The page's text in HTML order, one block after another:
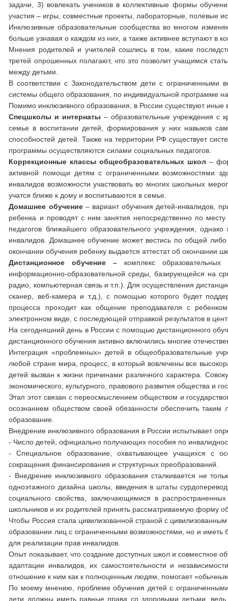
задачи, 3) вовлекать учеников в коллективные формы
участия – игры, совместные проекты, лабораторные, полевые
Инклюзивные образовательные сообщества во многом
больше узнавая о каждом из них, а также активнее вступают в
Мнения родителей и учителей сошлись в том, какие
третей опрошенных полагают, что это позволит учащимся
между детьми.
В соответствии с Законодательством дети с ограниченными
системы общего образования, по индивидуальной программе
Помимо инклюзивного образования, в России существуют иные
Спецшколы и интернаты – образовательные учреждения с
семье в воспитании детей, формирования у них навыков
способностей детей. Также на территории РФ существует
программы осуществляются силами социальных педагогов.
Коррекционные классы общеобразовательных школ –
активной помощи детям с ограниченными возможностями
инвалидов возможности участвовать во многих школьных
учатся ближе к дому и воспитываются в семье.
Домашнее обучение– вариант обучения детей-инвалидов,
ребенка и проводят с ним занятия непосредственно по
педагогов ближайшего образовательного учреждения,
инвалидов. Домашнее обучение может вестись по общей
окончании обучения ребенку выдается аттестат об
Дистанционное обучение – комплекс
информационно-образовательной среды, базирующейся на
радио, компьютерная связь и т.п.). Для осуществления
сканер, веб-камера и т.д.), с помощью которого будет
процесса проходит как общение преподавателя с
электронном виде, с последующей отправкой результатов в
На сегодняшний день в России с помощью дистанционного
дистанционного обучения активно включились многие
Интеграция «проблемных» детей в общеобразовательные
любой стране мира, процесс, в который вовлечены все
детей вызван к жизни причинами различного характера.
экономического, культурного, правового развития общества и
Этап этот связан с переосмыслением обществом и
осознанием обществом своей обязанности обеспечить
образование.
Внедрение инклюзивного образования в России испытывает
- Число детей, официально получающих пособия по
- Специальное образование, охватывающее учащихся с
сокращения финансирования и структурных преобразований.
- Внедрение инклюзивного образования сталкивается не
одноэтажного дизайна школы, введения в штаты
социального свойства, заключающимися в
школьников и их родителей принять рассматриваемую форму
Чтобы Россия стала цивилизованной страной с
образовании лиц с ограниченными возможностями, но и иметь
для реализации прав инвалидов.
Опыт показывает, что создание доступных школ и совместное
адаптации инвалидов, их самостоятельности и
отношение к ним как к полноценным людям, помогает
По моему мнению, проблеме обучения детей с ограниченными
дети должны иметь равные права со здоровыми детьми,